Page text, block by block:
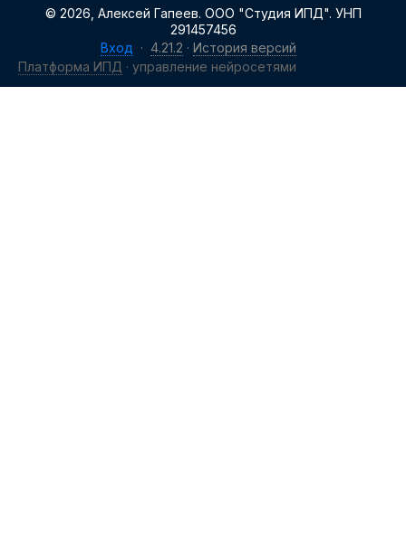
© 2026, Алексей Гапеев. ООО "Студия ИПД". УНП
291457456
Вход · 4.21.2 · История версий
Платформа ИПД · управление нейросетями